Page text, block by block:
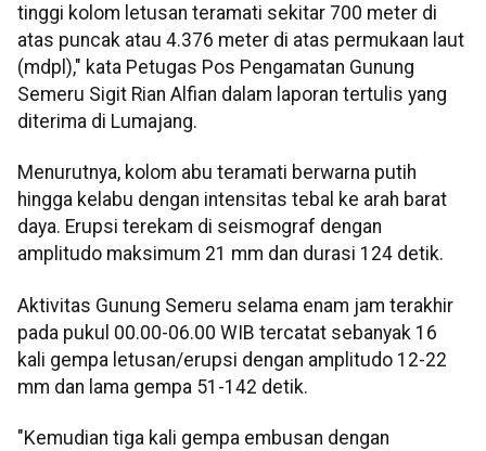
tinggi kolom letusan teramati sekitar 700 meter di
atas puncak atau 4.376 meter di atas permukaan laut
(mdpl)," kata Petugas Pos Pengamatan Gunung
Semeru Sigit Rian Alfian dalam laporan tertulis yang
diterima di Lumajang.
Menurutnya, kolom abu teramati berwarna putih
hingga kelabu dengan intensitas tebal ke arah barat
daya. Erupsi terekam di seismograf dengan
amplitudo maksimum 21 mm dan durasi 124 detik.
Aktivitas Gunung Semeru selama enam jam terakhir
pada pukul 00.00-06.00 WIB tercatat sebanyak 16
kali gempa letusan/erupsi dengan amplitudo 12-22
mm dan lama gempa 51-142 detik.
"Kemudian tiga kali gempa embusan dengan